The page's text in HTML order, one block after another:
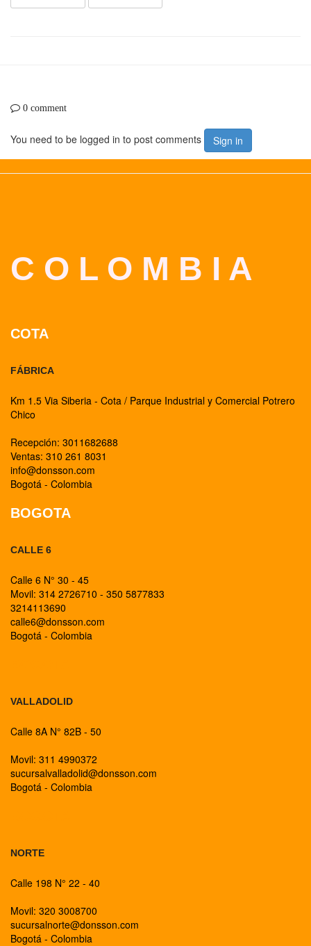
0 comment
You need to be logged in to post comments Sign in
C O L O M B I A
COTA
FÁBRICA
Km 1.5 Via Siberia - Cota / Parque Industrial y Comercial Potrero
Chico
Recepción: 3011682688
Ventas: 310 261 8031
info@donsson.com
Bogotá - Colombia
BOGOTA
CALLE 6
Calle 6 N° 30 - 45
Movil: 314 2726710 - 350 5877833
3214113690
calle6@donsson.com
Bogotá - Colombia
VALLADOLID
Calle 8A N° 82B - 50
Movil: 311 4990372
sucursalvalladolid@donsson.com
Bogotá - Colombia
NORTE
Calle 198 N° 22 - 40
Movil: 320 3008700
sucursalnorte@donsson.com
Bogotá - Colombia